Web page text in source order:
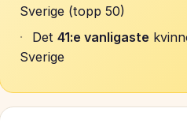
Sverige (topp 50)
Det 41:e vanligaste
Sverige